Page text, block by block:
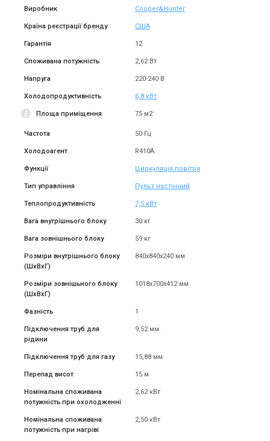
Виробник Cooper&Hunter
Країна реєстрації бренду США
Гарантія 12
Споживана потужність 2,62 Вт
Напруга 220-240 В
Холодопродуктивність 6,8 кВт
Площа приміщення 75 м2
Частота 50 Гц
Холодоагент R410A
Функції Циркуляція повітря
Тип управління Пульт настінний
Теплопродуктивність 7,5 кВт
Вага внутрішнього блоку 30 кг
Вага зовнішнього блоку 59 кг
Розміри внутрішнього блоку
(ШxВxГ)
840х840х240 мм
Розміри зовнішьного блоку
(ШxВxГ)
1018х700х412 мм
Фазність 1
Підключення труб для
рідини
9,52 мм
Підключення труб для газу 15,88 мм
Перепад висот 15 м
Номінальна споживана
потужність при охолодженні
2,62 кВт
Номінальна споживана
потужність при нагріві
2,50 кВт